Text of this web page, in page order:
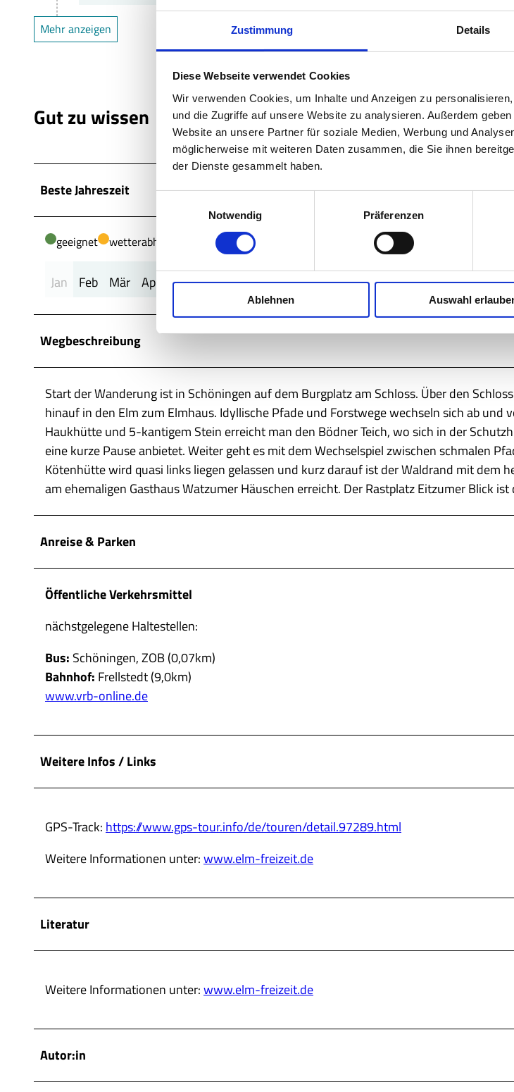
Zustimmung Details
Diese Webseite verwendet Cookies
Wir verwenden Cookies, um Inhalte und Anzeigen zu
und die Zugriffe auf unsere Website zu analysieren. Außerdem
Website an unsere Partner für soziale Medien, Werbung und
möglicherweise mit weiteren Daten zusammen, die Sie ihnen
der Dienste gesammelt haben.
i
i
g
n
s
a
u
s
w
a
l
Notwendig Präferenzen
Ablehnen Auswahl
Mehr anzeigen
Gut zu wissen
Beste Jahreszeit
geeignet wetterabhängig
Jan Feb Mär Apr Mai Jun Jul Aug Sep Okt Nov Dez
Wegbeschreibung
Start der Wanderung ist in Schöningen auf dem Burgplatz am Schloss. Über den
hinauf in den Elm zum Elmhaus. Idyllische Pfade und Forstwege wechseln sich ab und
Haukhütte und 5-kantigem Stein erreicht man den Bödner Teich, wo sich in der
eine kurze Pause anbietet. Weiter geht es mit dem Wechselspiel zwischen schmalen
Kötenhütte wird quasi links liegen gelassen und kurz darauf ist der Waldrand mit dem
am ehemaligen Gasthaus Watzumer Häuschen erreicht. Der Rastplatz Eitzumer Blick
Anreise & Parken
Öffentliche Verkehrsmittel
nächstgelegene Haltestellen:
Bus: Schöningen, ZOB (0,07km)
Bahnhof: Frellstedt (9,0km)
www.vrb-online.de
Weitere Infos / Links
GPS-Track:https://www.gps-tour.info/de/touren/detail.97289.html
Weitere Informationen unter:www.elm-freizeit.de
Literatur
Weitere Informationen unter:www.elm-freizeit.de
Autor:in